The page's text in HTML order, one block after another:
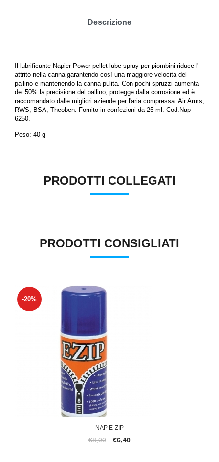
Descrizione
Il lubrificante Napier Power pellet lube spray per piombini riduce l'
attrito nella canna garantendo così una maggiore velocità del
pallino e mantenendo la canna pulita. Con pochi spruzzi aumenta
del 50% la precisione del pallino, protegge dalla corrosione ed è
raccomandato dalle migliori aziende per l'aria compressa: Air Arms,
RWS, BSA, Theoben. Fornito in confezioni da 25 ml. Cod.Nap
6250.
Peso: 40 g
PRODOTTI COLLEGATI
PRODOTTI CONSIGLIATI
NAP E-ZIP
-20%
€8,00 €6,40